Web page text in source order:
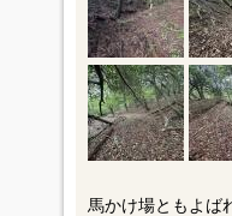
馬かけ場ともよば